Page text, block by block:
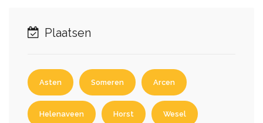
Plaatsen
Asten Someren Arcen
Helenaveen Horst Wesel